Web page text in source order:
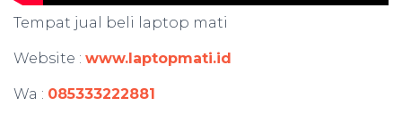
Tempat jual beli laptop mati
Website : www.laptopmati.id
Wa : 085333222881